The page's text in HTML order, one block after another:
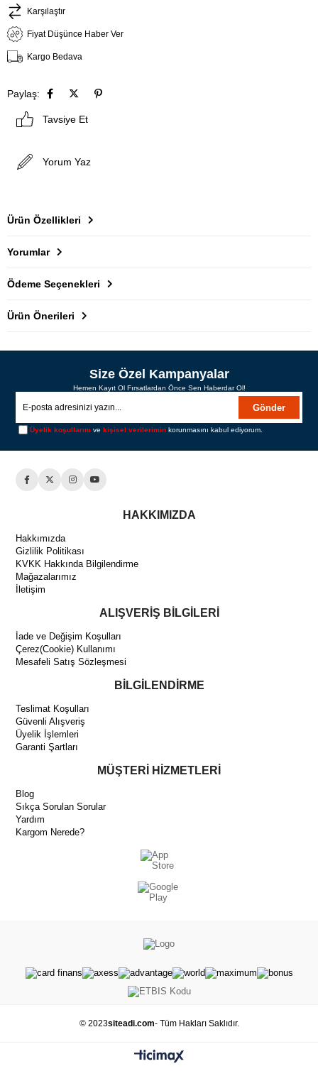
Karşılaştır
Fiyat Düşünce Haber Ver
Kargo Bedava
Paylaş:
Tavsiye Et
Yorum Yaz
Ürün Özellikleri
Yorumlar
Ödeme Seçenekleri
Ürün Önerileri
Size Özel Kampanyalar
Hemen Kayıt Ol Fırsatlardan Önce Sen Haberdar Ol!
Gönder
Üyelik koşullarını vekişisel verilerimin korunmasını kabul ediyorum.
HAKKIMIZDA
Hakkımızda
Gizlilik Politikası
KVKK Hakkında Bilgilendirme
Mağazalarımız
İletişim
ALIŞVERİŞ BİLGİLERİ
İade ve Değişim Koşulları
Çerez(Cookie) Kullanımı
Mesafeli Satış Sözleşmesi
BİLGİLENDİRME
Teslimat Koşulları
Güvenli Alışveriş
Üyelik İşlemleri
Garanti Şartları
MÜŞTERİ HİZMETLERİ
Blog
Sıkça Sorulan Sorular
Yardım
Kargom Nerede?
© 2023siteadi.com- Tüm Hakları Saklıdır.